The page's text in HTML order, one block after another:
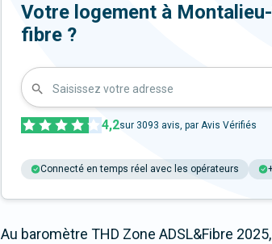
Votre logement à
fibre ?
Saisissez votre adresse
4,2sur 3093 avis, par Avis Vérifiés
Connecté en temps réel avec les opérateurs
Au baromètre THD Zone ADSL&Fibre